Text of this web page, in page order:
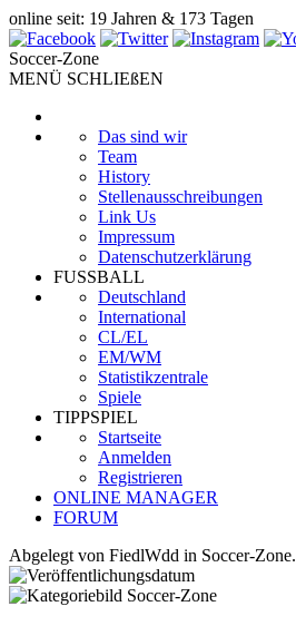
online seit: 19 Jahren & 173 Tagen
Soccer-Zone
MENÜ SCHLIEßEN
Das sind wir
Team
History
Stellenausschreibungen
Link Us
Impressum
Datenschutzerklärung
FUSSBALL
Deutschland
International
CL/EL
EM/WM
Statistikzentrale
Spiele
TIPPSPIEL
Startseite
Anmelden
Registrieren
ONLINE MANAGER
FORUM
Abgelegt von FiedlWdd in Soccer-Zone.